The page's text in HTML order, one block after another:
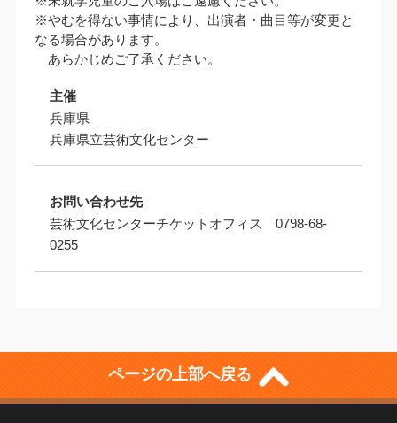
※やむを得ない事情により、出演者・曲目等が変更と
なる場合があります。
あらかじめご了承ください。
主催
兵庫県
兵庫県立芸術文化センター
お問い合わせ先
芸術文化センターチケットオフィス 0798-68-
0255
ページの上部へ戻る